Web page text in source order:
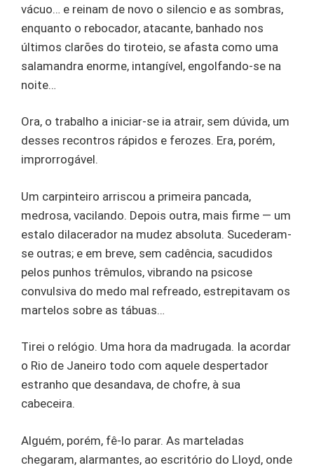
vácuo… e reinam de novo o silencio e as sombras,
enquanto o rebocador, atacante, banhado nos
últimos clarões do tiroteio, se afasta como uma
salamandra enorme, intangível, engolfando-se na
noite…
Ora, o trabalho a iniciar-se ia atrair, sem dúvida, um
desses recontros rápidos e ferozes. Era, porém,
improrrogável.
Um carpinteiro arriscou a primeira pancada,
medrosa, vacilando. Depois outra, mais firme — um
estalo dilacerador na mudez absoluta. Sucederam-
se outras; e em breve, sem cadência, sacudidos
pelos punhos trêmulos, vibrando na psicose
convulsiva do medo mal refreado, estrepitavam os
martelos sobre as tábuas…
Tirei o relógio. Uma hora da madrugada. Ia acordar
o Rio de Janeiro todo com aquele despertador
estranho que desandava, de chofre, à sua
cabeceira.
Alguém, porém, fê-lo parar. As marteladas
chegaram, alarmantes, ao escritório do Lloyd, onde